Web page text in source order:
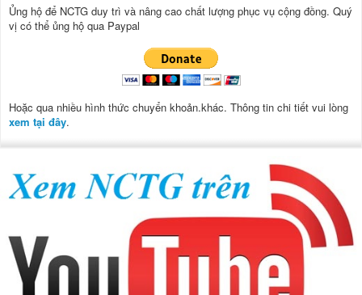
Ủng hộ để NCTG duy trì và nâng cao chất lượng phục vụ cộng đồng. Quý
vị có thể ủng hộ qua Paypal
Hoặc qua nhiều hình thức chuyển khoản.khác. Thông tin chi tiết vui lòng
xem tại đây.